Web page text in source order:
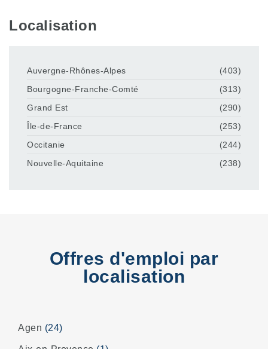
Localisation
Auvergne-Rhônes-Alpes
(403)
Bourgogne-Franche-Comté
(313)
Grand Est
(290)
Île-de-France
(253)
Occitanie
(244)
Nouvelle-Aquitaine
(238)
Offres d'emploi par
localisation
Agen (24)